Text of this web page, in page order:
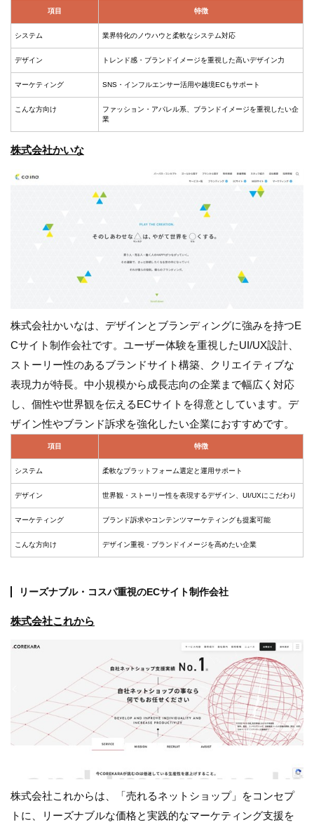
項目 特徴
システム 業界特化のノウハウと柔軟なシステム対応
デザイン トレンド感・ブランドイメージを重視した高いデザイン力
マーケティング SNS・インフルエンサー活用や越境ECもサポート
こんな方向け
ファッション・アパレル系、ブランドイメージを重視したい企
業
株式会社かいな
株式会社かいなは、デザインとブランディングに強みを持つE
Cサイト制作会社です。ユーザー体験を重視したUI/UX設計、
ストーリー性のあるブランドサイト構築、クリエイティブな
表現力が特長。中小規模から成長志向の企業まで幅広く対応
し、個性や世界観を伝えるECサイトを得意としています。デ
ザイン性やブランド訴求を強化したい企業におすすめです。
項目 特徴
システム 柔軟なプラットフォーム選定と運用サポート
デザイン 世界観・ストーリー性を表現するデザイン、UI/UXにこだわり
マーケティング ブランド訴求やコンテンツマーケティングも提案可能
こんな方向け デザイン重視・ブランドイメージを高めたい企業
リーズナブル・コスパ重視のECサイト制作会社
株式会社これから
株式会社これからは、「売れるネットショップ」をコンセプ
トに、リーズナブルな価格と実践的なマーケティング支援を